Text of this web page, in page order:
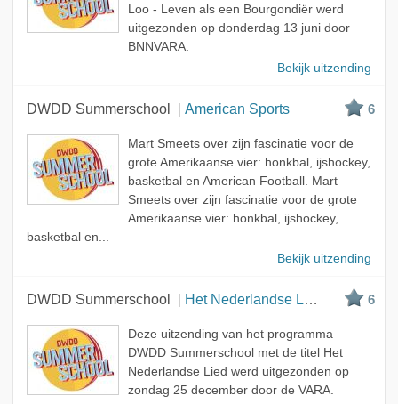
Loo - Leven als een Bourgondiër werd
uitgezonden op donderdag 13 juni door
BNNVARA.
Bekijk uitzending
DWDD Summerschool American Sports 6
Mart Smeets over zijn fascinatie voor de
grote Amerikaanse vier: honkbal, ijshockey,
basketbal en American Football. Mart
Smeets over zijn fascinatie voor de grote
Amerikaanse vier: honkbal, ijshockey,
basketbal en...
Bekijk uitzending
DWDD Summerschool Het Nederlandse Lied 6
Deze uitzending van het programma
DWDD Summerschool met de titel Het
Nederlandse Lied werd uitgezonden op
zondag 25 december door de VARA.